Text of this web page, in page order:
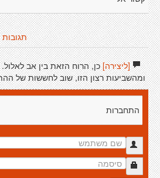
[ליצירה]כן, הרוח הזאת בין אב
ומהשביעות רצון הזו, שוב לחששות של
התחברות